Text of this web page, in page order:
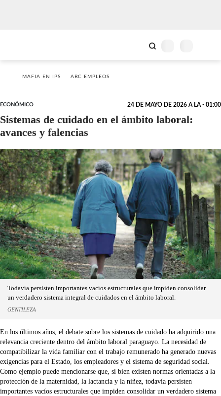
MAFIA EN IPS ABC EMPLEOS
ECONÓMICO 24 DE MAYO DE 2026 A LA - 01:00
Sistemas de cuidado en el ámbito laboral:
avances y falencias
Todavía persisten importantes vacíos estructurales que impiden consolidar
un verdadero sistema integral de cuidados en el ámbito laboral.
GENTILEZA
En los últimos años, el debate sobre los sistemas de cuidado ha adquirido una
relevancia creciente dentro del ámbito laboral paraguayo. La necesidad de
compatibilizar la vida familiar con el trabajo remunerado ha generado nuevas
exigencias para el Estado, los empleadores y el sistema de seguridad social.
Como ejemplo puede mencionarse que, si bien existen normas orientadas a la
protección de la maternidad, la lactancia y la niñez, todavía persisten
importantes vacíos estructurales que impiden consolidar un verdadero sistema